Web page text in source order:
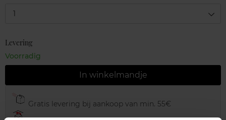
1
Levering
Voorradig
In winkelmandje
Gratis levering bij aankoop van min. 55€